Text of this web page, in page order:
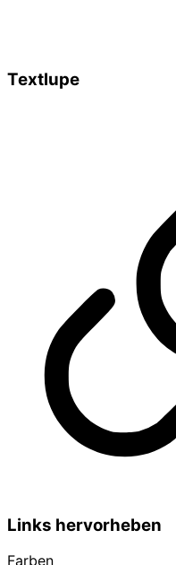
Textlupe
Links hervorheben
Farben